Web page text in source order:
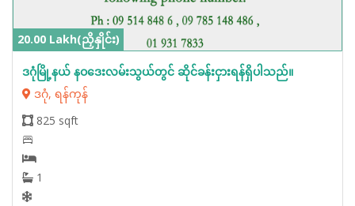
20.00 Lakh(ညှိနှိုင်း)
ဒဂုံမြို့နယ် နဝဒေးလမ်းသွယ်တွင် ဆိုင်ခန်းငှားရန်ရှိပါသည်။
ဒဂုံ, ရန်ကုန်
825 sqft
1